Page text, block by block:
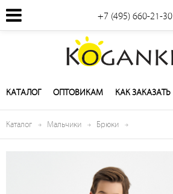
+7 (495) 660-21-30
КАТАЛОГ ОПТОВИКАМ КАК ЗАКАЗАТЬ
Каталог Мальчики Брюки